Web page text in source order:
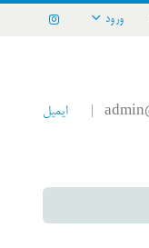
ورود
ایمیل